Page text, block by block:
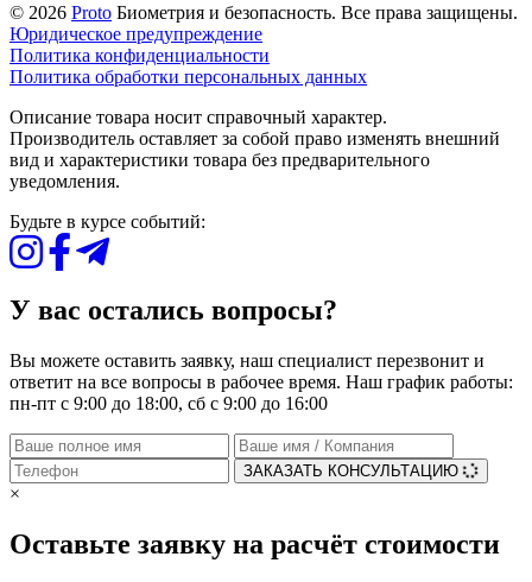
© 2026 Proto Биометрия и безопасность. Все права защищены.
Юридическое предупреждение
Политика конфиденциальности
Политика обработки персональных данных
Описание товара носит справочный характер.
Производитель оставляет за собой право изменять внешний
вид и характеристики товара без предварительного
уведомления.
Будьте в курсе событий:
У вас остались вопросы?
Вы можете оставить заявку, наш специалист перезвонит и
ответит на все вопросы в рабочее время. Наш график работы:
пн-пт с 9:00 до 18:00, сб с 9:00 до 16:00
ЗАКАЗАТЬ КОНСУЛЬТАЦИЮ
×
Оставьте заявку на расчёт стоимости